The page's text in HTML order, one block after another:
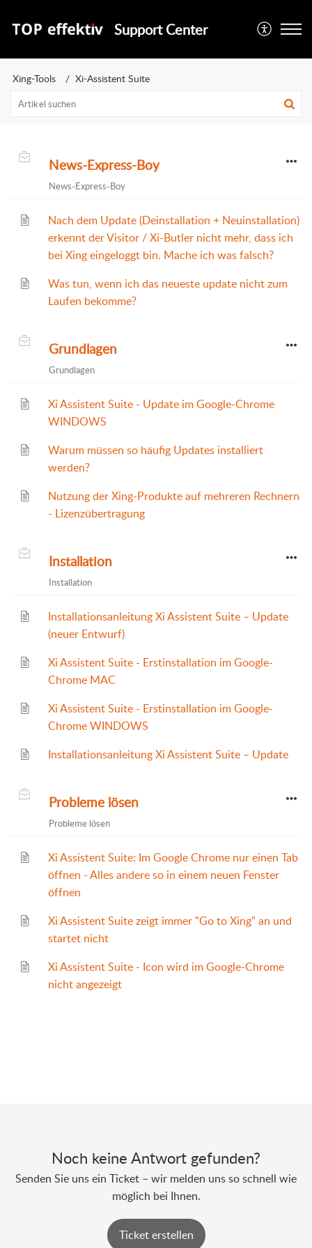
Support Center
Xing-Tools Xi-Assistent Suite
News-Express-Boy
News-Express-Boy
Nach dem Update (Deinstallation + Neuinstallation)
erkennt der Visitor / Xi-Butler nicht mehr, dass ich
bei Xing eingeloggt bin. Mache ich was falsch?
Was tun, wenn ich das neueste update nicht zum
Laufen bekomme?
Grundlagen
Grundlagen
Xi Assistent Suite - Update im Google-Chrome
WINDOWS
Warum müssen so häufig Updates installiert
werden?
Nutzung der Xing-Produkte auf mehreren Rechnern
- Lizenzübertragung
Installation
Installation
Installationsanleitung Xi Assistent Suite – Update
(neuer Entwurf)
Xi Assistent Suite - Erstinstallation im Google-
Chrome MAC
Xi Assistent Suite - Erstinstallation im Google-
Chrome WINDOWS
Installationsanleitung Xi Assistent Suite – Update
Probleme lösen
Probleme lösen
Xi Assistent Suite: Im Google Chrome nur einen Tab
öffnen - Alles andere so in einem neuen Fenster
öffnen
Xi Assistent Suite zeigt immer "Go to Xing" an und
startet nicht
Xi Assistent Suite - Icon wird im Google-Chrome
nicht angezeigt
Noch keine Antwort gefunden?
Senden Sie uns ein Ticket – wir melden uns so schnell wie
möglich bei Ihnen.
Ticket erstellen